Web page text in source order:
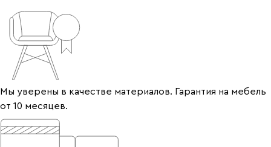
Мы уверены в качестве материалов. Гарантия на мебель
от 10 месяцев.